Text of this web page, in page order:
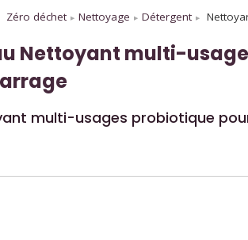
Zéro déchet Nettoyage Détergent
Nettoyant multi-
multi-usages probiotique